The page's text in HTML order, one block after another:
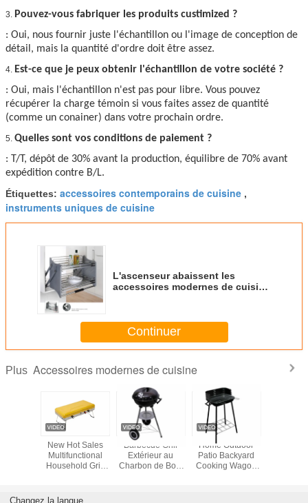
3. Pouvez-vous fabriquer les produits custimized ?
: Oui, nous fournir juste l'échantillon ou l'image de conception de
détail, mais la quantité d'ordre doit être assez.
4. Est-ce que je peux obtenir l'échantillon de votre société ?
: Oui, mais l'échantillon n'est pas pour libre. Vous pouvez
récupérer la charge témoin si vous faites assez de quantité
(comme un conainer) dans votre prochain ordre.
5. Quelles sont vos conditions de paiement ?
: T/T, dépôt de 30% avant la production, équilibre de 70% avant
expédition contre B/L.
Étiquettes: accessoires contemporains de cuisine ,
instruments uniques de cuisine
L'ascenseur abaissent les
accessoires modernes de cuisine
Continuer
Plus Accessoires modernes de cuisine
New Hot Sales
Multifunctional
Household Grill
intérieur
Barbecue Grill
Extérieur au
Charbon de Bois
Home Outdoor
Patio Backyard
Cooking Wagon
Changez la langue